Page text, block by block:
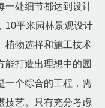
一处细节都达到设计
10平米园林景观设计
植物选择和施工技术
能打造出理想中的园
一个综合的工程，需
技艺。只有充分考虑